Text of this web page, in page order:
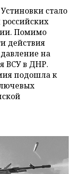
стало
Помимо
действия
на
ВСУ в ДНР.
подошла к